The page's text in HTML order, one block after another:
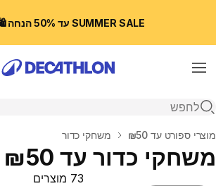
SUMMER SALE עד 50% הנחה 🛍️
Menu
פתיחת חיפוש
בית
מוצרי ספורט עד ₪50 משחקי כדור
משחקי כדור עד ₪50
73 מוצרים